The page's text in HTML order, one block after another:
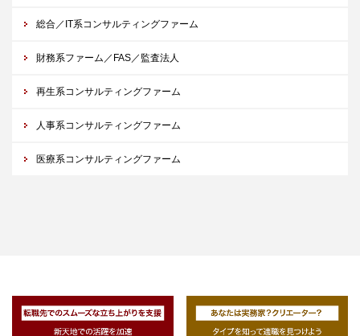
総合／IT系コンサルティングファーム
財務系ファーム／FAS／監査法人
再生系コンサルティングファーム
人事系コンサルティングファーム
医療系コンサルティングファーム